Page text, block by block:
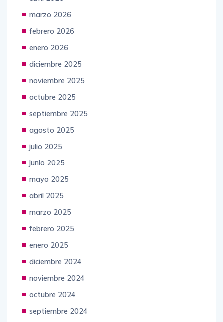
marzo 2026
febrero 2026
enero 2026
diciembre 2025
noviembre 2025
octubre 2025
septiembre 2025
agosto 2025
julio 2025
junio 2025
mayo 2025
abril 2025
marzo 2025
febrero 2025
enero 2025
diciembre 2024
noviembre 2024
octubre 2024
septiembre 2024